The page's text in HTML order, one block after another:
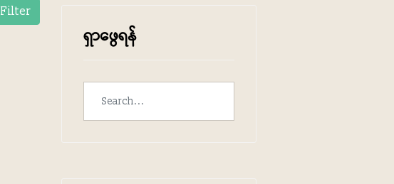
Filter
ရှာဖွေရန်